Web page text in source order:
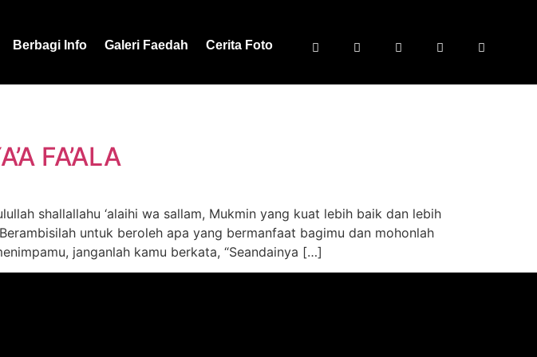
Berbagi Info Galeri Faedah Cerita Foto
FA’ALA
shallallahu ‘alaihi wa sallam, Mukmin yang kuat lebih baik dan lebih
untuk beroleh apa yang bermanfaat bagimu dan mohonlah
janganlah kamu berkata, “Seandainya […]